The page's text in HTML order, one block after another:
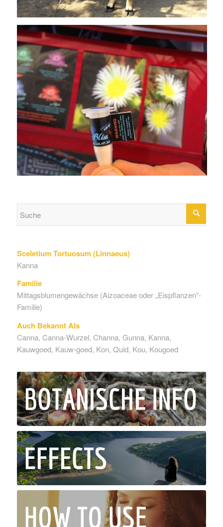
Sceletium Tortuosum (Linnaeus)
Kanna
Familie
Mittagsblumengewächse (Aizoaceae oder „Eispflanzen“-
Familie)
Auch Bekannt Als
Canna, Canna-Wurzel, Channa, Gunna, Kanna,
Kauwgoed, Kauw-goed, Kon, Quid, Kou, Kougoed